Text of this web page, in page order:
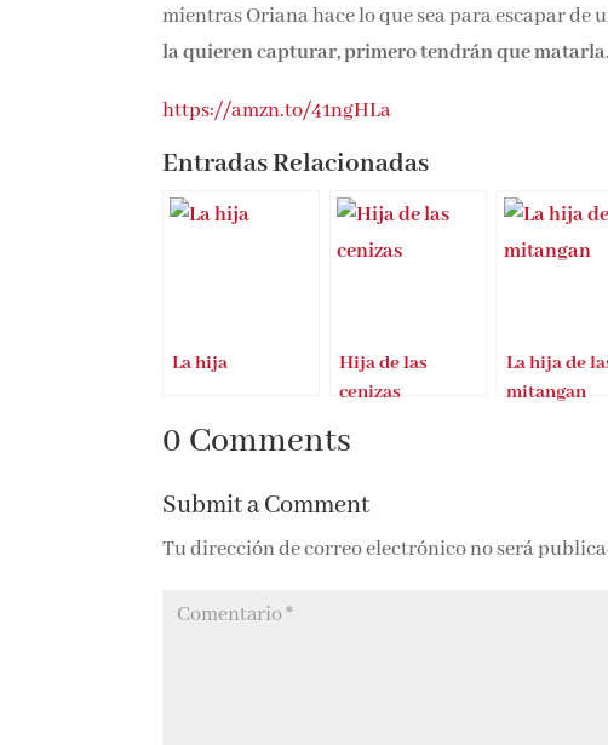
mientras Oriana hace lo que sea para escapar
la quieren capturar, primero tendrán que matarla.
https://amzn.to/41ngHLa
Entradas Relacionadas
La hija
Hija de las
cenizas
La hija de
mitangan
0 Comments
Submit a Comment
Tu dirección de correo electrónico no será